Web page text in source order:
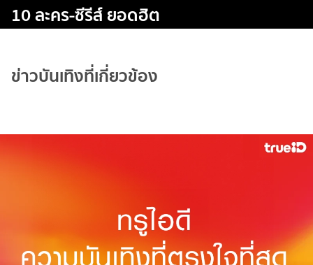
10 ละคร-ซีรีส์ ยอดฮิต
ข่าวบันเทิงที่เกี่ยวข้อง